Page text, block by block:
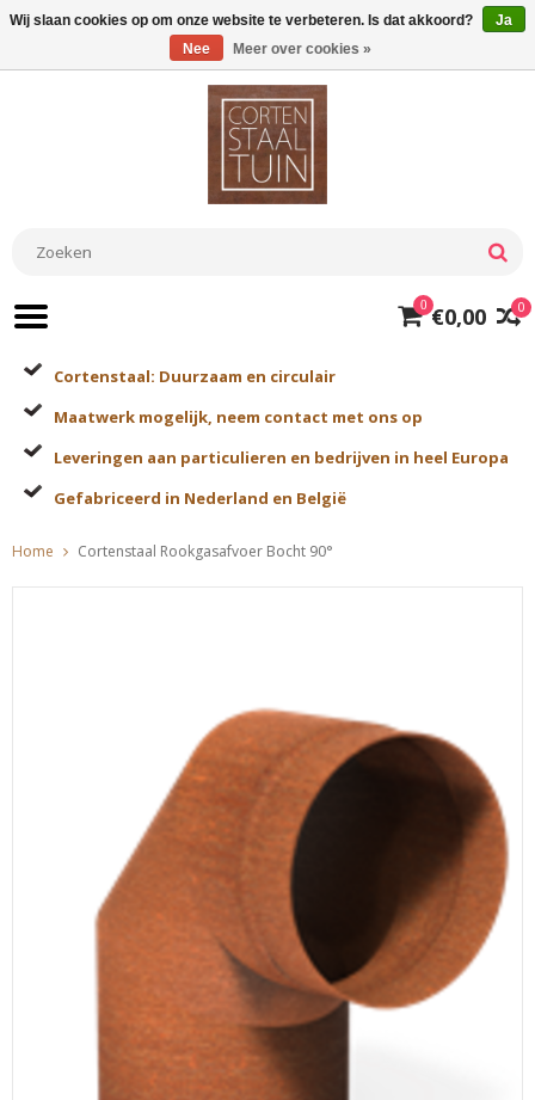
0
0 €0,00
Cortenstaal: Duurzaam en circulair
Maatwerk mogelijk, neem contact met ons op
Leveringen aan particulieren en bedrijven in heel Europa
Gefabriceerd in Nederland en België
Home Cortenstaal Rookgasafvoer Bocht 90°
Wij slaan cookies op om onze website te verbeteren. Is dat akkoord?
Ja
Nee
Meer over cookies »